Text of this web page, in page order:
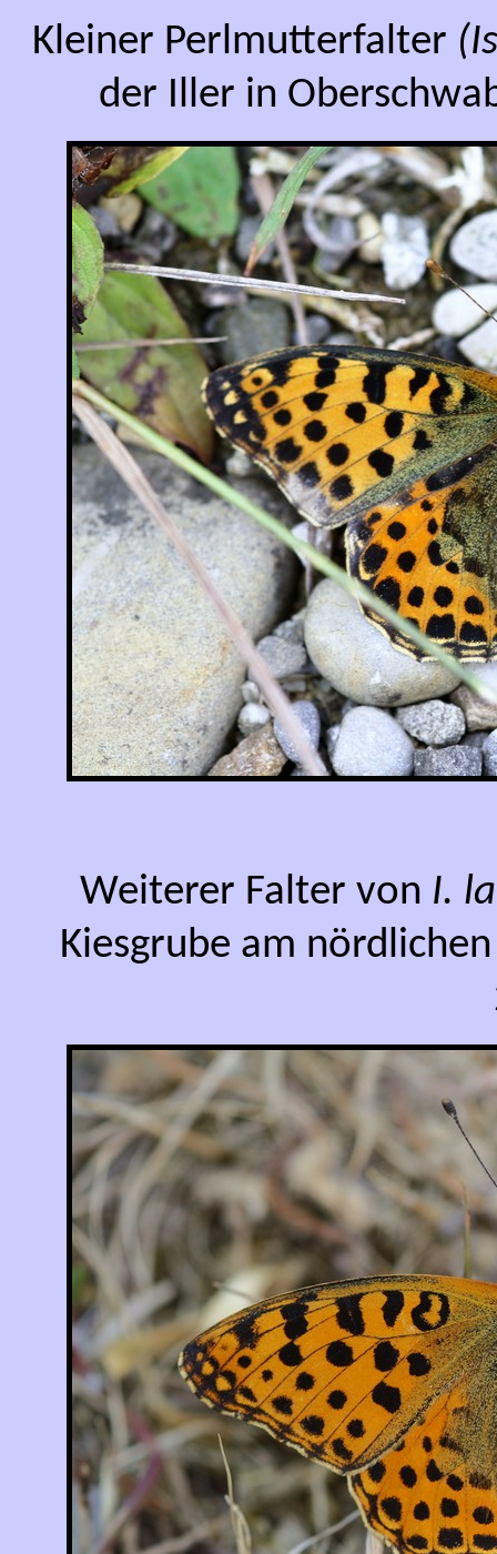
Kleiner Perlmutterfalter
der Iller in
Weiterer Falter von I.
Kiesgrube am